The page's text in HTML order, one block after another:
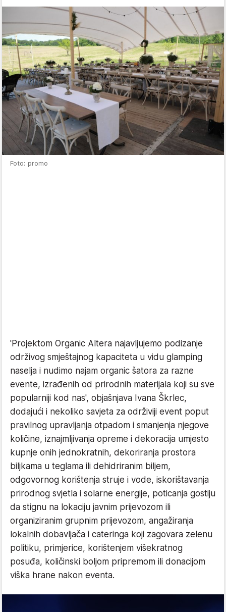
Foto: promo
'Projektom Organic Altera najavljujemo podizanje
održivog smještajnog kapaciteta u vidu glamping
naselja i nudimo najam organic šatora za razne
evente, izrađenih od prirodnih materijala koji su sve
popularniji kod nas', objašnjava Ivana Škrlec,
dodajući i nekoliko savjeta za održiviji event poput
pravilnog upravljanja otpadom i smanjenja njegove
količine, iznajmljivanja opreme i dekoracija umjesto
kupnje onih jednokratnih, dekoriranja prostora
biljkama u teglama ili dehidriranim biljem,
odgovornog korištenja struje i vode, iskorištavanja
prirodnog svjetla i solarne energije, poticanja gostiju
da stignu na lokaciju javnim prijevozom ili
organiziranim grupnim prijevozom, angažiranja
lokalnih dobavljača i cateringa koji zagovara zelenu
politiku, primjerice, korištenjem višekratnog
posuđa, količinski boljom pripremom ili donacijom
viška hrane nakon eventa.